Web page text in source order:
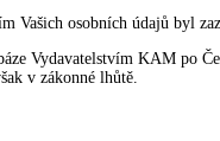
Vašich osobních údajů byl
Vydavatelstvím KAM po
v zákonné lhůtě.